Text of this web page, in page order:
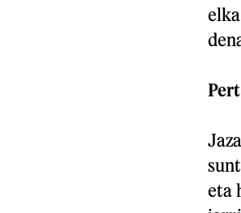
eta